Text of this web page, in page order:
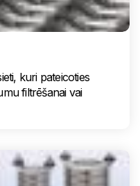
kuri pateicoties
filtrēšanai vai